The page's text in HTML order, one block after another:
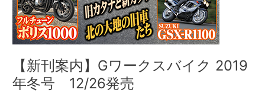
【新刊案内】Gワークスバイク 2019
年冬号 12/26発売